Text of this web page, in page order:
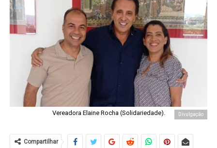
Vereadora Elaine Rocha (Solidariedade). Divulgação
Compartilhar